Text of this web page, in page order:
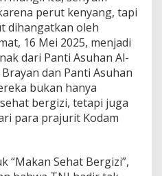
perut kenyang, tapi
dihangatkan oleh
16 Mei 2025, menjadi
dari Panti Asuhan Al-
Brayan dan Panti Asuhan
bukan hanya
bergizi, tetapi juga
para prajurit Kodam
“Makan Sehat Bergizi”,